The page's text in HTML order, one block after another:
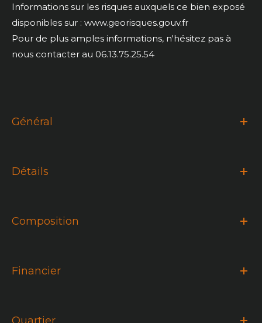
Informations sur les risques auxquels ce bien exposé
disponibles sur : www.georisques.gouv.fr
Pour de plus amples informations, n'hésitez pas à
nous contacter au 06.13.75.25.54
Général
Détails
Composition
Financier
Quartier